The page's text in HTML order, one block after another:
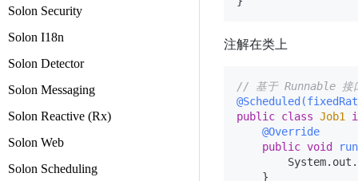
Solon Security
Solon I18n
Solon Detector
Solon Messaging
Solon Reactive (Rx)
Solon Web
Solon Scheduling
注解在类上
// 基于 Runnable 接
public class Job1
@Override
public void
run
    }